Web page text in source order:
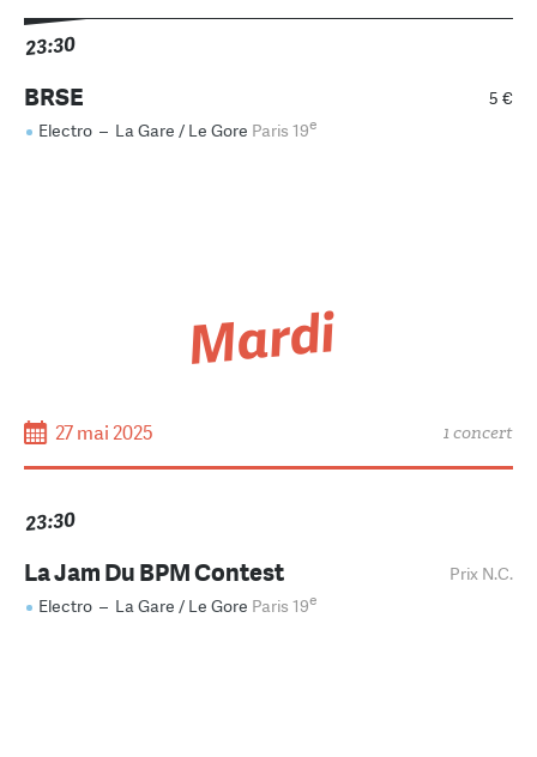
23:30
5 €
BRSE
Electro – La Gare / Le Gore Paris 19e
Mardi
27 mai 2025 1 concert
23:30
Prix N.C.
La Jam Du BPM Contest
Electro – La Gare / Le Gore Paris 19e